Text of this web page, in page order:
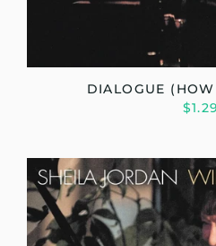
DIALOGUE
$1.29